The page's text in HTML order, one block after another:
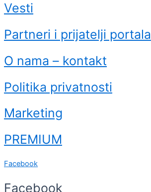
Vesti
Partneri i prijatelji portala
O nama – kontakt
Politika privatnosti
Marketing
PREMIUM
Facebook
Facebook